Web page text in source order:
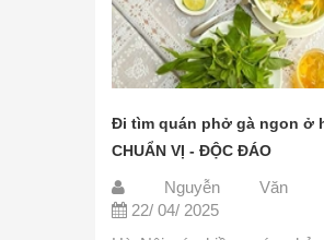
quán phở gà ngon ở hà nội
VỊ - ĐỘC ĐÁO
Văn Thành
Các